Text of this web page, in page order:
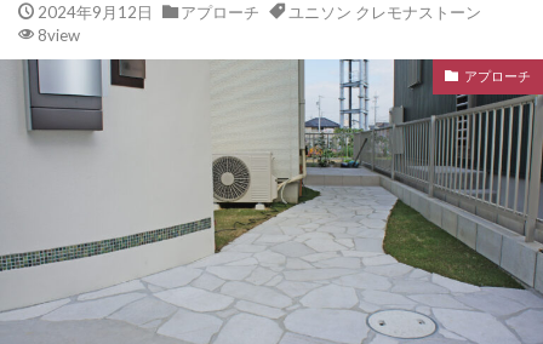
2024年9月12日 アプローチ
ユニソン クレモナストーン
8view
アプローチ
Dea'sGarden カンナミニ
Dea'sGarden スタッコU
Dea'sGarden ディーズシェッド カンナ
Dea'sGarden プロバンス
Dea'sGarden ポーチ
ECOMOC エコモックフェンス
Kターフ
LIXIL アーキフィールド
LIXIL アーキフラン
LIXIL アクシィ2型
LIXIL アメリカンフェンス
LIXIL アルファベットサイン
LIXIL アルメッシュフェンス